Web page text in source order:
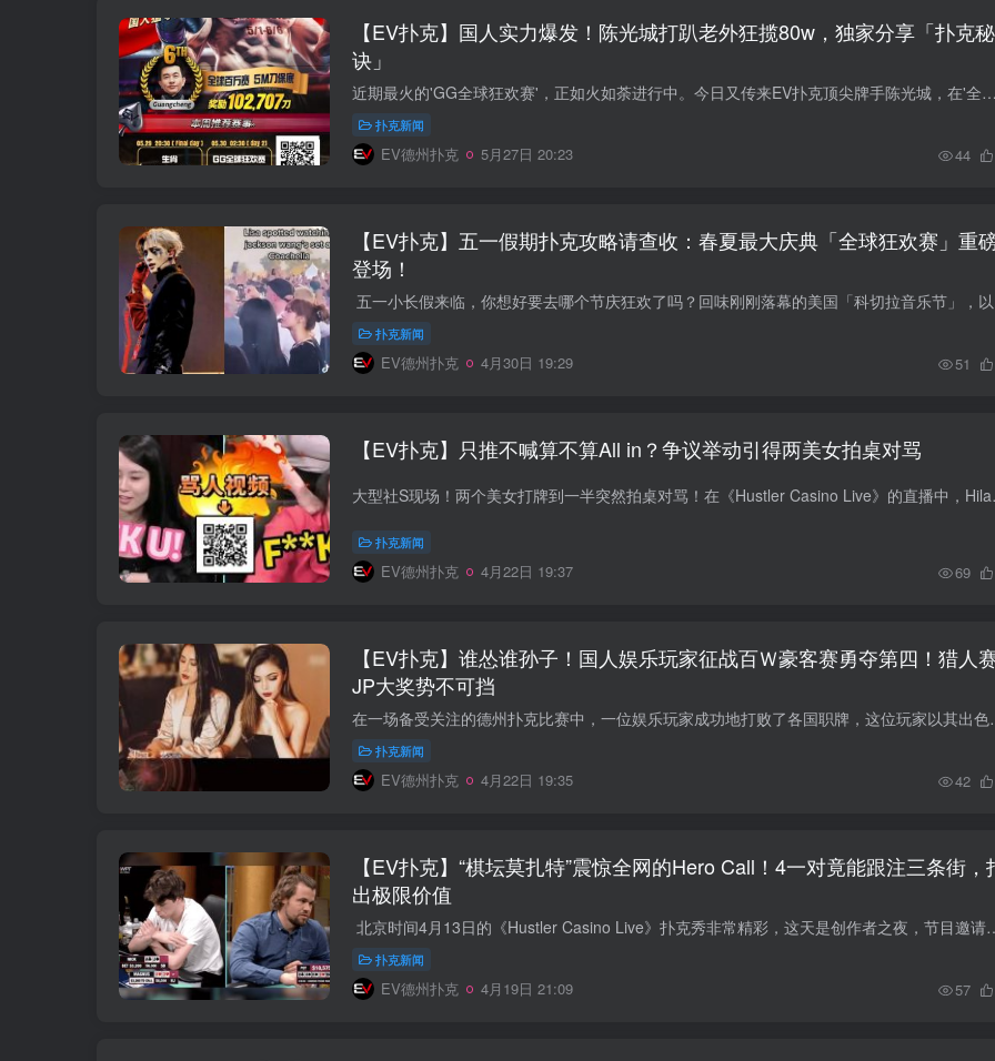
【EV扑克】国人实力爆发！陈光城打趴老外狂揽80w，独家分享「扑克秘
诀」
近期最火的'GG全球狂欢赛'，正如火如荼进行中。今日又传来EV扑克顶尖牌手陈光城，在'全球百W赛5Ｍ刀保底'赛中夺得第6名，斩获奖励102,707刀的好消息！ 为助力国人前往世界舞台，EV现在送出多项1...
扑克新闻
EV德州扑克 5月27日 20:23 44
【EV扑克】五一假期扑克攻略请查收：春夏最大庆典「全球狂欢赛」重
登场！
扑克新闻
EV德州扑克 4月30日 19:29 51
【EV扑克】只推不喊算不算All in？争议举动引得两美女拍桌对骂
大型社S现场！两个美女
扑克新闻
EV德州扑克 4月22日 19:37 69
【EV扑克】谁怂谁孙子！国人娱乐玩家征战百Ｗ豪客赛勇夺第四！猎人
JP大奖势不可挡
在一场备受关注的德州扑克比赛中，一
扑克新闻
EV德州扑克 4月22日 19:35 42
【EV扑克】“棋坛莫扎特”震惊全网的Hero Call！4一对竟能跟注三条街，
出极限价值
北京时间4月13日的《Hustler Casino Live》扑克秀非常精彩，这天
扑克新闻
EV德州扑克 4月19日 21:09 57